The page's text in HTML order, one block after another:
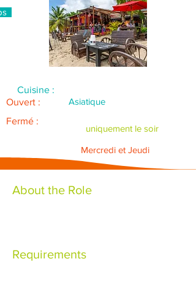
Cuisine :
Asiatique
Ouvert :
uniquement le soir
Fermé :
Mercredi et Jeudi
About the Role
Requirements